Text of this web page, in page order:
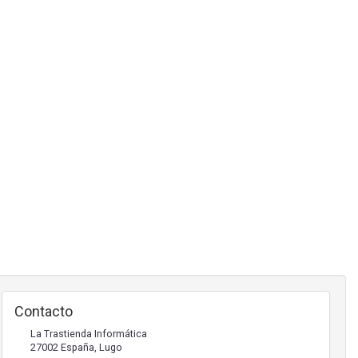
Contacto
La Trastienda Informática
27002 España, Lugo